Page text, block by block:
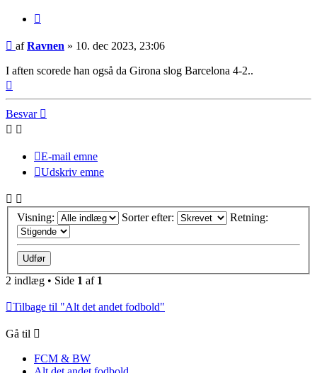
Indlæg
afRavnen » 10. dec 2023, 23:06
I aften scorede han også da Girona slog Barcelona 4-2..
Besvar
E-mail emne
Udskriv emne
Visning: Sorter efter: Retning:
2 indlæg • Side 1 af 1
Tilbage til "Alt det andet fodbold"
Gå til
FCM & BW